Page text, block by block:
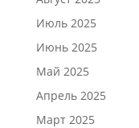
Июль 2025
Июнь 2025
Май 2025
Апрель 2025
Март 2025